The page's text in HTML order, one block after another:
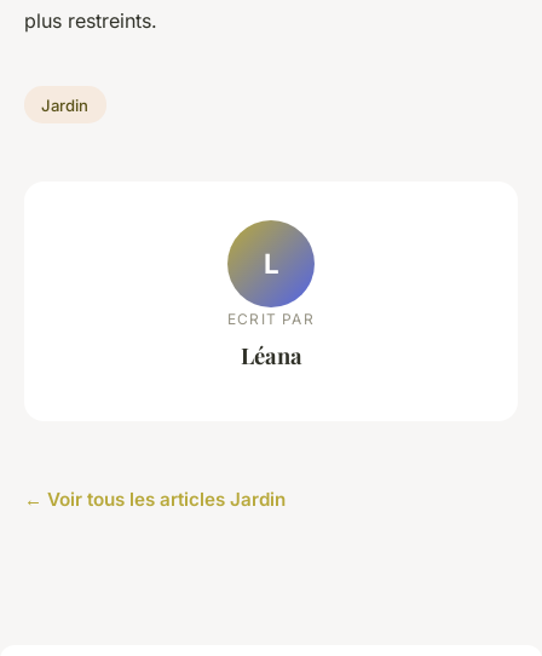
plus restreints.
Jardin
L
ECRIT PAR
Léana
← Voir tous les articles Jardin